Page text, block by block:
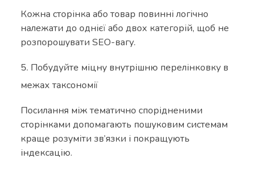
Кожна сторінка або товар повинні логічно
належати до однієї або двох категорій, щоб не
розпорошувати SEO-вагу.
Побудуйте міцну внутрішню перелінковку в
межах таксономії
Посилання між тематично спорідненими
сторінками допомагають пошуковим системам
краще розуміти зв’язки і покращують
індексацію.